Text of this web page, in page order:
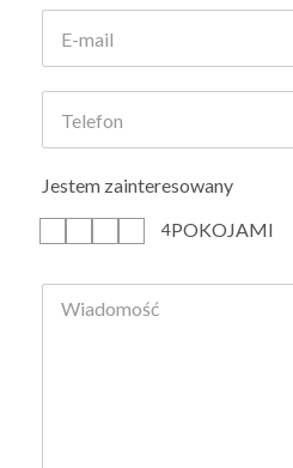
Jestem zainteresowany
4POKOJAMI